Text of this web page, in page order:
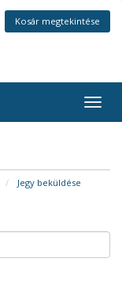
Kosár megtekintése
a
Jegy beküldése